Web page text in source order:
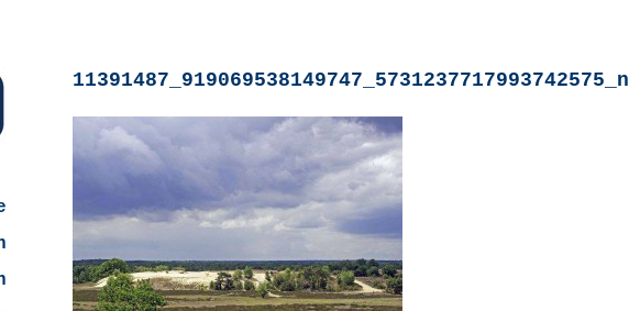
11391487_919069538149747_5731237717993742575_n